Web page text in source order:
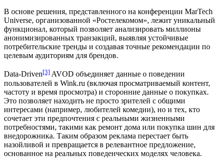
В основе решения, представленного на конференции MarTech
Universe, организованной «Ростелекомом», лежит уникальный
функционал, который позволяет анализировать миллионы
анонимизированных транзакций, выявляя устойчивые
потребительские тренды и создавая точные рекомендации по
целевым аудиториям для брендов.
Data-Driven[3] AVOD объединяет данные о поведении
пользователей в Wink.ru (включая просматриваемый контент,
частоту и время просмотра) и сторонние данные о покупках.
Это позволяет находить не просто зрителей с общими
интересами (например, любителей комедии), но и тех, кто
сочетает эти предпочтения с реальными жизненными
потребностями, такими как ремонт дома или покупка шин для
внедорожника. Таким образом реклама перестает быть
назойливой и превращается в релевантное предложение,
основанное на реальных поведенческих моделях человека.